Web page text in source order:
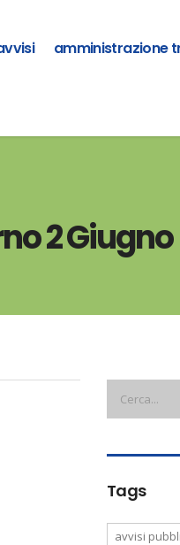
amministrazione
2 Giugno
Tags
avvisi